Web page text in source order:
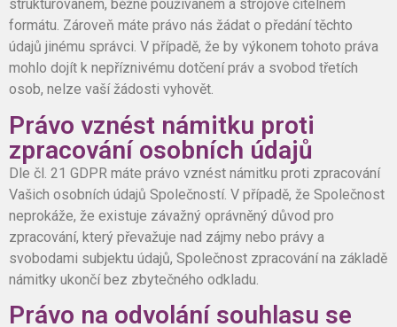
strukturovaném, běžně používaném a strojově čitelném
formátu. Zároveň máte právo nás žádat o předání těchto
údajů jinému správci. V případě, že by výkonem tohoto práva
mohlo dojít k nepříznivému dotčení práv a svobod třetích
osob, nelze vaší žádosti vyhovět.
Právo vznést námitku proti
zpracování osobních údajů
Dle čl. 21 GDPR máte právo vznést námitku proti zpracování
Vašich osobních údajů Společností. V případě, že Společnost
neprokáže, že existuje závažný oprávněný důvod pro
zpracování, který převažuje nad zájmy nebo právy a
svobodami subjektu údajů, Společnost zpracování na základě
námitky ukončí bez zbytečného odkladu.
Právo na odvolání souhlasu se